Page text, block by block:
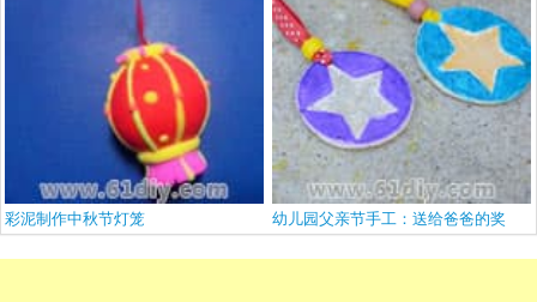
彩泥制作中秋节灯笼 幼儿园父亲节手工：送给爸爸的奖